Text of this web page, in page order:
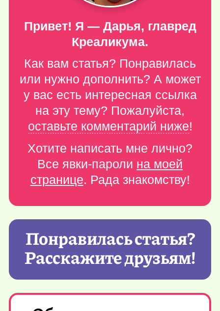
Привет! Я — Дарья, главред
Креаликума.
Как вам статья? Понравилась
или нужно дополнить? А может
у вас есть интересная ссылка
на эту тему? Пожалуйста,
оставьте комментарий ниже!
Хотите написать мне лично?
Все явки-пароли на моей
странице. Рада знакомству!
Понравилась статья?
Расскажите друзьям!